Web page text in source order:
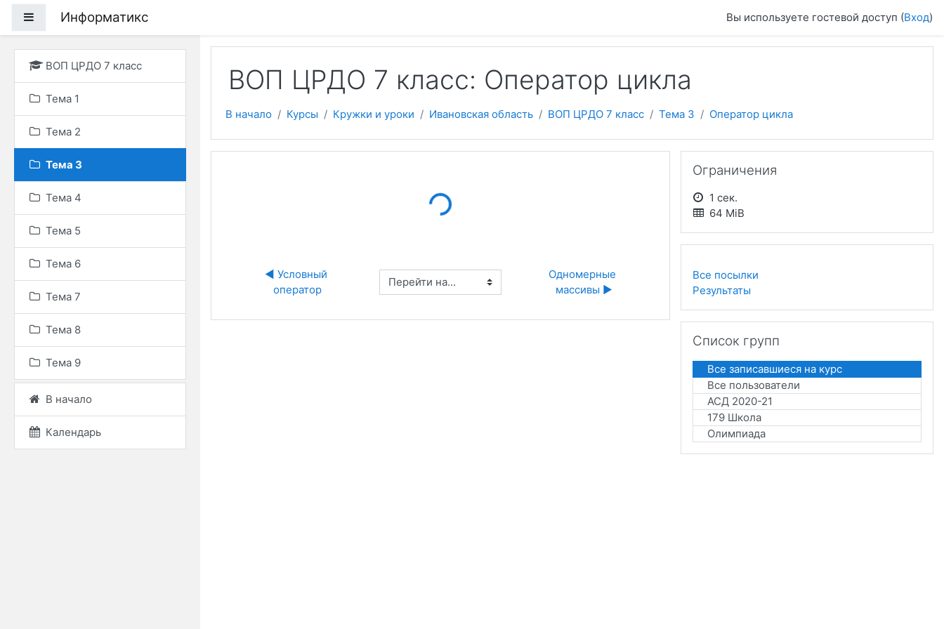
Боковая панель
Информатикс Вы используете гостевой доступ (Вход)
ВОП ЦРДО 7 класс
Тема 1
Тема 2
Тема 3
Тема 4
Тема 5
Тема 6
Тема 7
Тема 8
Тема 9
В начало
Календарь
ВОП ЦРДО 7 класс: Оператор цикла
В начало Курсы Кружки и уроки Ивановская область ВОП ЦРДО 7 класс Тема 3 Оператор цикла
Loading...
◀︎ Условный
оператор
Перейти на...
Одномерные
массивы ▶︎
Ограничения
1 сек.
64 MiB
Все посылки
Результаты
Список групп
Все записавшиеся на курс
Все пользователи
АСД 2020-21
179 Школа
Олимпиада